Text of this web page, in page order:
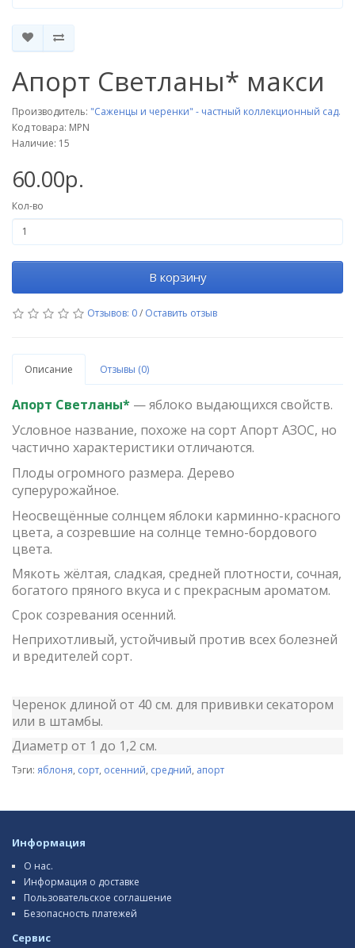
Апорт Светланы* макси
Производитель: "Саженцы и черенки" - частный коллекционный сад.
Код товара: MPN
Наличие: 15
60.00р.
Кол-во
В корзину
Отзывов: 0/ Оставить отзыв
Описание Отзывы (0)
Апорт Светланы* — яблоко выдающихся свойств.
Условное название, похоже на сорт Апорт АЗОС, но
частично характеристики отличаются.
Плоды огромного размера. Дерево
суперурожайное.
Неосвещённые солнцем яблоки карминно-красного
цвета, а созревшие на солнце темно-бордового
цвета.
Мякоть жёлтая, сладкая, средней плотности, сочная,
богатого пряного вкуса и с прекрасным ароматом.
Срок созревания осенний.
Неприхотливый, устойчивый против всех болезней
и вредителей сорт.
Черенок длиной от 40 см. для прививки секатором
или в штамбы.
Диаметр от 1 до 1,2 см.
Тэги: яблоня, сорт, осенний, средний, апорт
Информация
О нас.
Информация о доставке
Пользовательское соглашение
Безопасность платежей
Сервис